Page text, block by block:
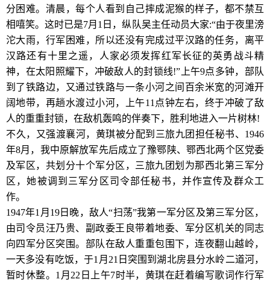
分困难。清晨，每个人看到自己摔成泥猴的样子，都不禁互
相嘻笑。这时已是7月1日，纵队吴主任动员大家:“由于夜里滂
沱大雨，行军困难，所以还没有完成过平汉路的任务，离平
汉路还有十里之遥，人家必须发挥红军长征的英勇战斗精
神，在太阳照耀下，冲破敌人的封锁线!”上午9点多钟，部队
到了铁路边，又通过铁路与一条小河之间百余米宽的河滩开
阔地带，再趟水渡过小河，上午11点钟左右，终于冲破了敌
人的重重封锁，在敌机轰鸣的伴奏下，胜利地进入一片树林!
不久，又强渡襄河，黄琪被分配到三旅九团担任秘书、1946
年8月，我中原解放军先后成立了豫鄂陕、鄂西北两个区党委
及军区，共划分十个军分区，三旅九团划为那西北第三军分
区，她被调到三军分区司令部任秘书，并作宣传及群众工
作。
1947年1月19日晚，敌人“扫荡”我第一军分区及第三军分区，
由司令员汪乃贵、副政委王良带着地委、军分区机关的同志
向四军分区突围。部队在敌人重重包围下，连夜翻山越岭，
一天多没有吃饭，于1月21日突围到湖北房县分水岭二道河，
暂时休整。1月22日上午7时半，黄琪在赶着编写歌词作行军